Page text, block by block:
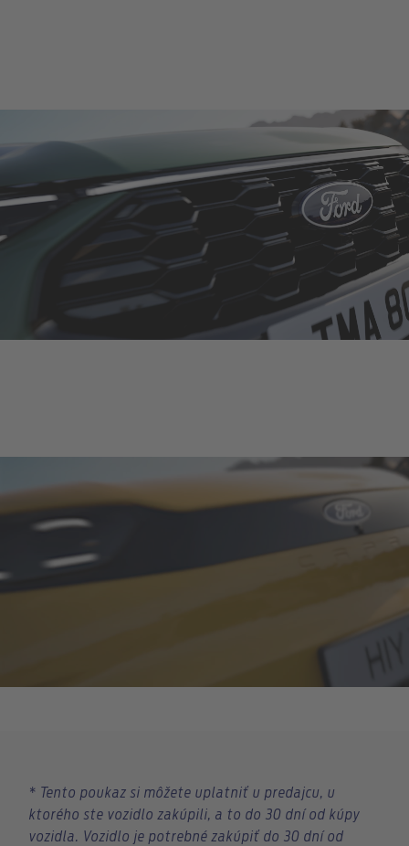
* Tento poukaz si môžete uplatniť u predajcu, u
ktorého ste vozidlo zakúpili, a to do 30 dní od kúpy
vozidla. Vozidlo je potrebné zakúpiť do 30 dní od